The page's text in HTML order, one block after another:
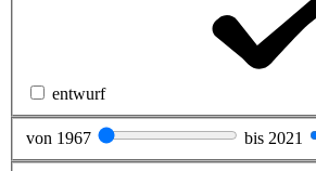
entwurf
von 1967 bis 2021